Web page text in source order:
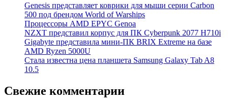
Genesis представляет коврики для мыши серии Carbon
500 под брендом World of Warships
Процессоры AMD EPYC Genoa
NZXT представил корпус для ПК Cyberpunk 2077 H710i
Gigabyte представила мини-ПК BRIX Extreme на базе
AMD Ryzen 5000U
Стала известна цена планшета Samsung Galaxy Tab A8
10.5
Свежие комментарии